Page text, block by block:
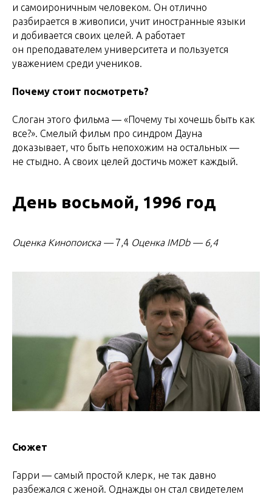
и самоироничным человеком. Он отлично
разбирается в живописи, учит иностранные языки
и добивается своих целей. А работает
он преподавателем университета и пользуется
уважением среди учеников.
Почему стоит посмотреть?
Слоган этого фильма — «Почему ты хочешь быть как
все?». Смелый фильм про синдром Дауна
доказывает, что быть непохожим на остальных —
не стыдно. А своих целей достичь может каждый.
День восьмой, 1996 год
Оценка Кинопоиска —7,4 Оценка IMDb — 6,4
Сюжет
Гарри — самый простой клерк, не так давно
разбежался с женой. Однажды он стал свидетелем